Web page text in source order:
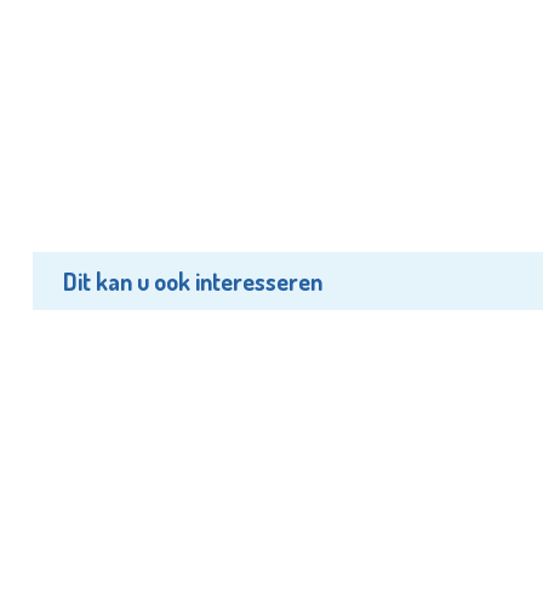
Dit kan u ook interesseren